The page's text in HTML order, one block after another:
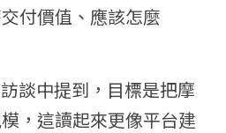
付價值、應該怎麼
談中提到，目標是把摩
，這讀起來更像平台建